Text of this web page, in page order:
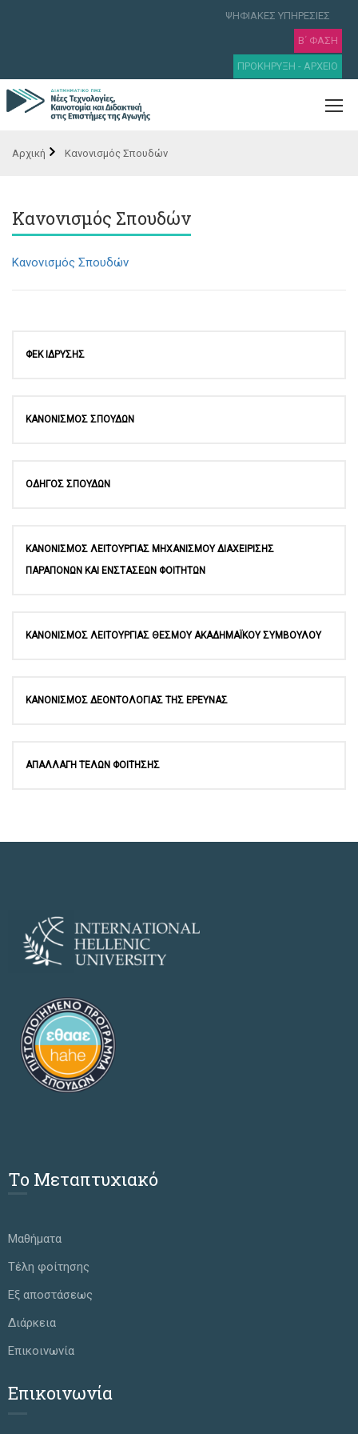
ΨΗΦΙΑΚΕΣ ΥΠΗΡΕΣΙΕΣ
Β΄ ΦΑΣΗ
ΠΡΟΚΗΡΥΞΗ - ΑΡΧΕΙΟ
Κανονισμός Σπουδών
Κανονισμός Σπουδών
Κανονισμός Σπουδών
ΦΕΚ ΙΔΡΥΣΗΣ
ΚΑΝΟΝΙΣΜΟΣ ΣΠΟΥΔΩΝ
ΟΔΗΓΟΣ ΣΠΟΥΔΩΝ
ΚΑΝΟΝΙΣΜΟΣ ΛΕΙΤΟΥΡΓΙΑΣ ΜΗΧΑΝΙΣΜΟΥ ΔΙΑΧΕΙΡΙΣΗΣ
ΠΑΡΑΠΟΝΩΝ ΚΑΙ ΕΝΣΤΑΣΕΩΝ ΦΟΙΤΗΤΩΝ
ΚΑΝΟΝΙΣΜΟΣ ΛΕΙΤΟΥΡΓΙΑΣ ΘΕΣΜΟΥ ΑΚΑΔΗΜΑΪΚΟΥ ΣΥΜΒΟΥΛΟΥ
ΚΑΝΟΝΙΣΜΟΣ ΔΕΟΝΤΟΛΟΓΙΑΣ ΤΗΣ ΕΡΕΥΝΑΣ
ΑΠΑΛΛΑΓΗ ΤΕΛΩΝ ΦΟΙΤΗΣΗΣ
Το Μεταπτυχιακό
Μαθήματα
Τέλη φοίτησης
Εξ αποστάσεως
Διάρκεια
Επικοινωνία
Επικοινωνία